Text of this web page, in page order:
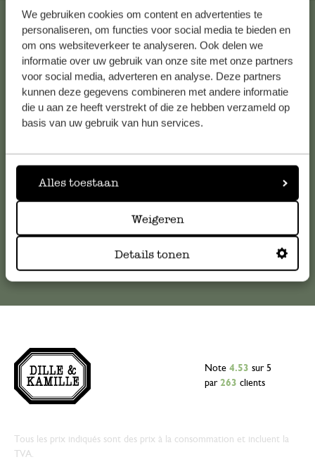
We gebruiken cookies om content en advertenties te
personaliseren, om functies voor social media te bieden en
om ons websiteverkeer te analyseren. Ook delen we
informatie over uw gebruik van onze site met onze partners
voor social media, adverteren en analyse. Deze partners
kunnen deze gegevens combineren met andere informatie
die u aan ze heeft verstrekt of die ze hebben verzameld op
basis van uw gebruik van hun services.
Alles toestaan
Weigeren
Details tonen
Voir les 62 magasins
Service clientèle
Pour toute question ou demande de conseil ou d’aide,
veuillez contacter notre service clientèle. Ou retrouvez ici
serviceclientele@dille-kamille.com
Service client en ligne
Note 4.53 sur 5
par 263 clients
Tous les prix indiqués sont des prix à la consommation et incluent la
TVA.